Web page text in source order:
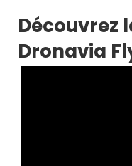
Découvrez
Dronavia